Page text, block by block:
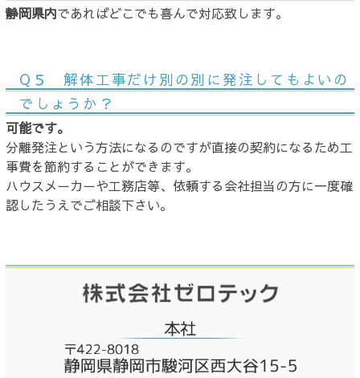
静岡県内であればどこでも喜んで対応致します。
Q５ 解体工事だけ別の別に発注してもよいの
でしょうか？
可能です。
分離発注という方法になるのですが直接の契約になるため工
事費を節約することができます。
ハウスメーカーや工務店等、依頼する会社担当の方に一度確
認したうえでご相談下さい。